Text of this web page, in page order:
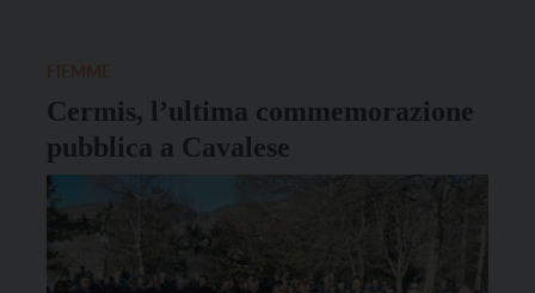
Cermis, l’ultima commemorazione
pubblica a Cavalese